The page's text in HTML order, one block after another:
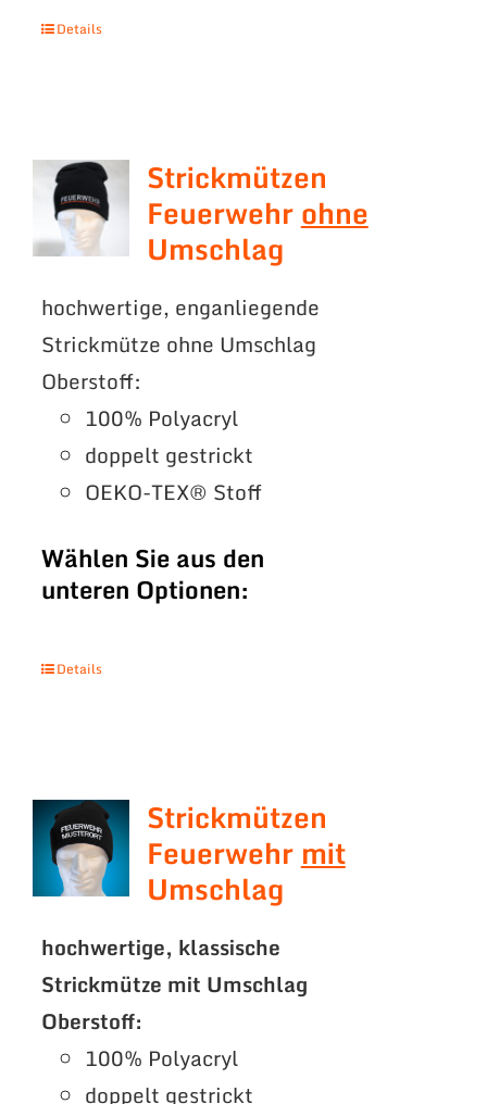
Details
Strickmützen
Feuerwehrohne
Umschlag
hochwertige, enganliegende
Strickmütze ohne Umschlag
Oberstoff:
100% Polyacryl
doppelt gestrickt
OEKO-TEX® Stoff
Wählen Sie aus den
unteren Optionen:
Details
Strickmützen
Feuerwehr mit
Umschlag
hochwertige, klassische
Strickmütze mit Umschlag
Oberstoff:
100% Polyacryl
doppelt gestrickt